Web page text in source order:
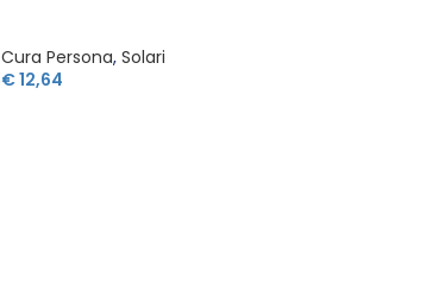
Cura Persona, Solari
€12,64